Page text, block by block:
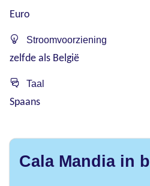
Euro
Stroomvoorziening
zelfde als België
Taal
Spaans
Cala Mandia in